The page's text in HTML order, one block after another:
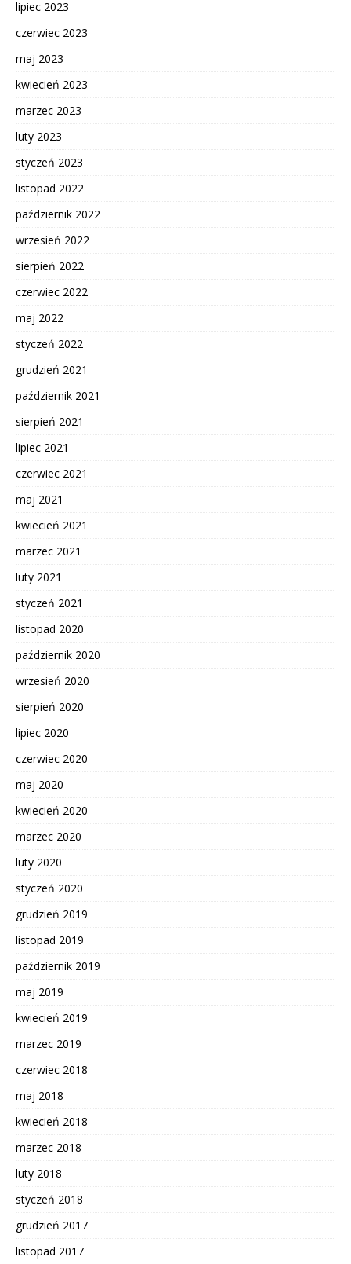
lipiec 2023
czerwiec 2023
maj 2023
kwiecień 2023
marzec 2023
luty 2023
styczeń 2023
listopad 2022
październik 2022
wrzesień 2022
sierpień 2022
czerwiec 2022
maj 2022
styczeń 2022
grudzień 2021
październik 2021
sierpień 2021
lipiec 2021
czerwiec 2021
maj 2021
kwiecień 2021
marzec 2021
luty 2021
styczeń 2021
listopad 2020
październik 2020
wrzesień 2020
sierpień 2020
lipiec 2020
czerwiec 2020
maj 2020
kwiecień 2020
marzec 2020
luty 2020
styczeń 2020
grudzień 2019
listopad 2019
październik 2019
maj 2019
kwiecień 2019
marzec 2019
czerwiec 2018
maj 2018
kwiecień 2018
marzec 2018
luty 2018
styczeń 2018
grudzień 2017
listopad 2017